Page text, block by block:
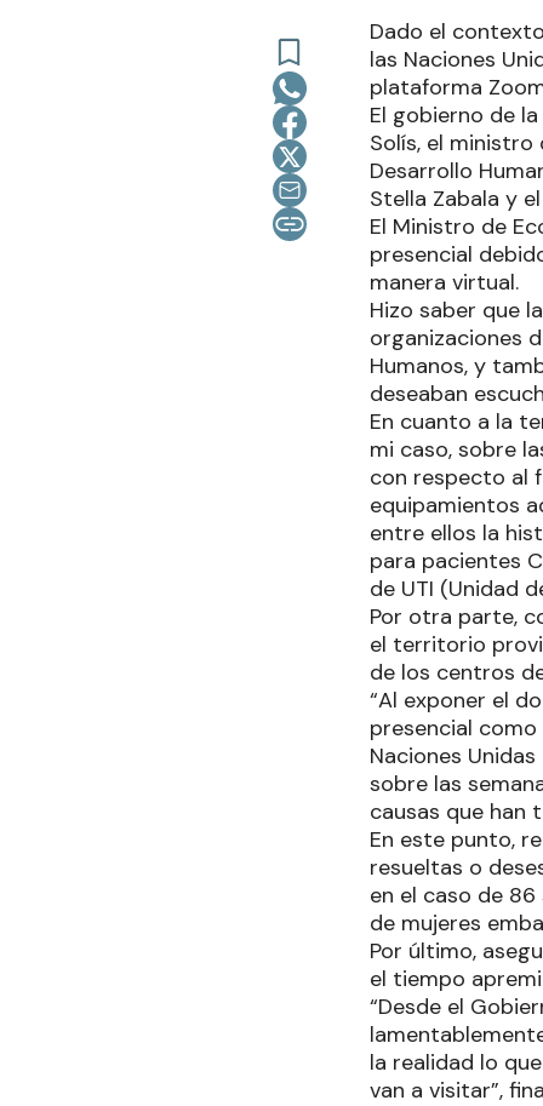
Dado el
las Naciones
plataforma
El gobierno de
Solís, el
Desarrollo
Stella Zabala y
El Ministro de
presencial
manera virtual.
Hizo saber que
organizaciones
Humanos, y
deseaban
En cuanto a la
mi caso, sobre
con respecto al
equipamientos
entre ellos la
para pacientes
de UTI (Unidad
Por otra parte,
el territorio
de los centros
“Al exponer el
presencial
Naciones
sobre las
causas que han
En este punto,
resueltas o
en el caso de
de mujeres
Por último,
el tiempo
“Desde el
la realidad lo
van a visitar”,